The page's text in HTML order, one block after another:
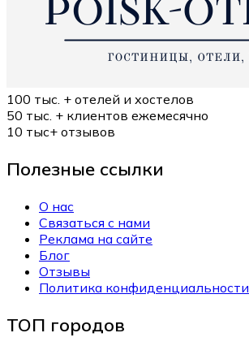
100 тыс. + отелей и хостелов
50 тыс. + клиентов ежемесячно
10 тыс+ отзывов
Полезные ссылки
О нас
Связаться с нами
Реклама на сайте
Блог
Отзывы
Политика конфиденциальности
ТОП городов